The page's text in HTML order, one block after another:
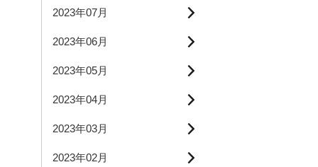
2023年07月
2023年06月
2023年05月
2023年04月
2023年03月
2023年02月